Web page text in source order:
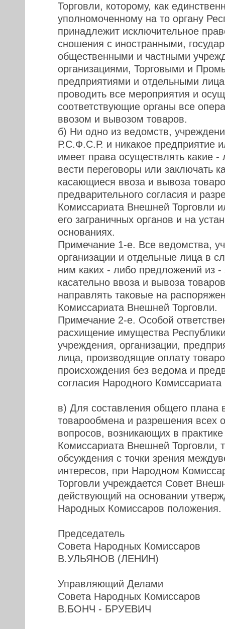
Торговли, которому, как
уполномоченному на то органу
принадлежит исключительное
сношения с иностранными,
общественными и частными
организациями, Торговыми и
предприятиями и отдельными
проводить все мероприятия и
соответствующие органы все
ввозом и вывозом товаров.
б) Ни одно из ведомств,
Р.С.Ф.С.Р. и никакое предприятие
имеет права осуществлять какие
вести переговоры или заключать
касающиеся ввоза и вывоза
предварительного согласия и
Комиссариата Внешней Торговли
его заграничных органов и на
основаниях.
Примечание 1-е. Все ведомства,
организации и отдельные лица в
ним каких - либо предложений из -
касательно ввоза и вывоза
направлять таковые на
Комиссариата Внешней Торговли.
Примечание 2-е. Особой
расхищение имущества
учреждения, организации,
лица, производящие оплату
происхождения без ведома и
согласия Народного
в) Для составления общего плана
товарообмена и разрешения всех
вопросов, возникающих в
Комиссариата Внешней Торговли,
обсуждения с точки зрения
интересов, при Народном
Торговли учреждается Совет
действующий на основании
Народных Комиссаров положения.
Председатель
Совета Народных Комиссаров
В.УЛЬЯНОВ (ЛЕНИН)
Управляющий Делами
Совета Народных Комиссаров
В.БОНЧ - БРУЕВИЧ